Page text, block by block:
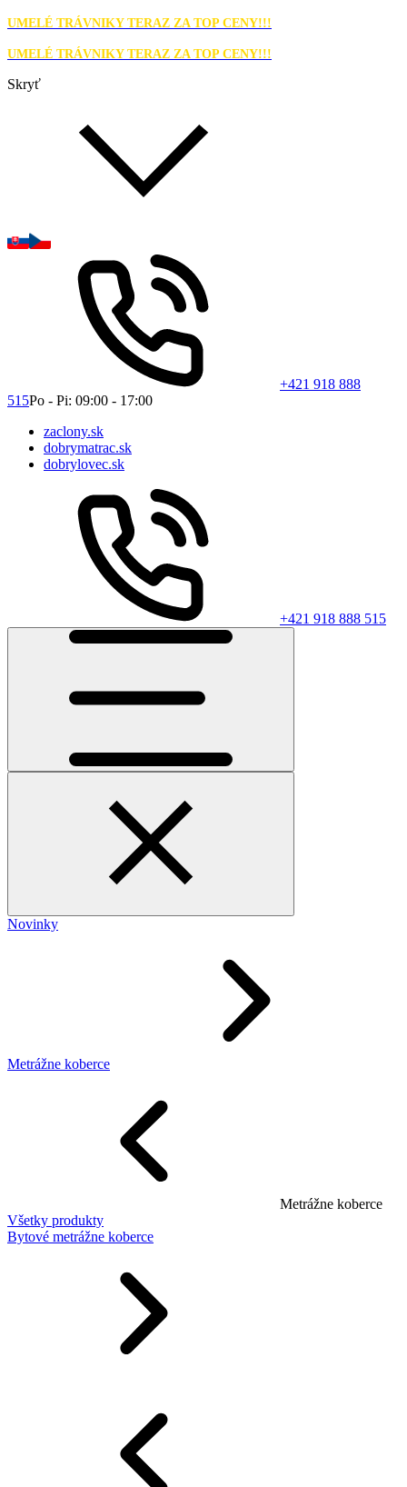
UMELÉ TRÁVNIKY TERAZ ZA TOP CENY!!!
UMELÉ TRÁVNIKY TERAZ ZA TOP CENY!!!
Skryť
+421 918 888
515Po - Pi: 09:00 - 17:00
zaclony.sk
dobrymatrac.sk
dobrylovec.sk
+421 918 888 515
Novinky
Metrážne koberce
Metrážne koberce
Všetky produkty
Bytové metrážne koberce